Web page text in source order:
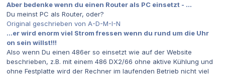
Aber bedenke wenn du einen Router als PC einsetzt - ...
Du meinst PC als Router, oder?
Original geschrieben von A-D-M-I-N
...er wird enorm viel Strom fressen wenn du rund um die Uhr
on sein willst!!!
Also wenn Du einen 486er so einsetzt wie auf der Website
beschrieben, z.B. mit einem 486 DX2/66 ohne aktive Kühlung und
ohne Festplatte wird der Rechner im laufenden Betrieb nicht viel